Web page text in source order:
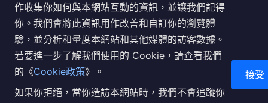
作收集你如何與本網站互動的資訊，並讓我們記得
你。我們會將此資訊用作改善和自訂你的瀏覽體
驗，並分析和量度本網站和其他媒體的訪客數據。
若要進一步了解我們使用的 Cookie，請查看我們
的《Cookie政策》。
如果你拒絕，當你造訪本網站時，我們不會追蹤你
接受